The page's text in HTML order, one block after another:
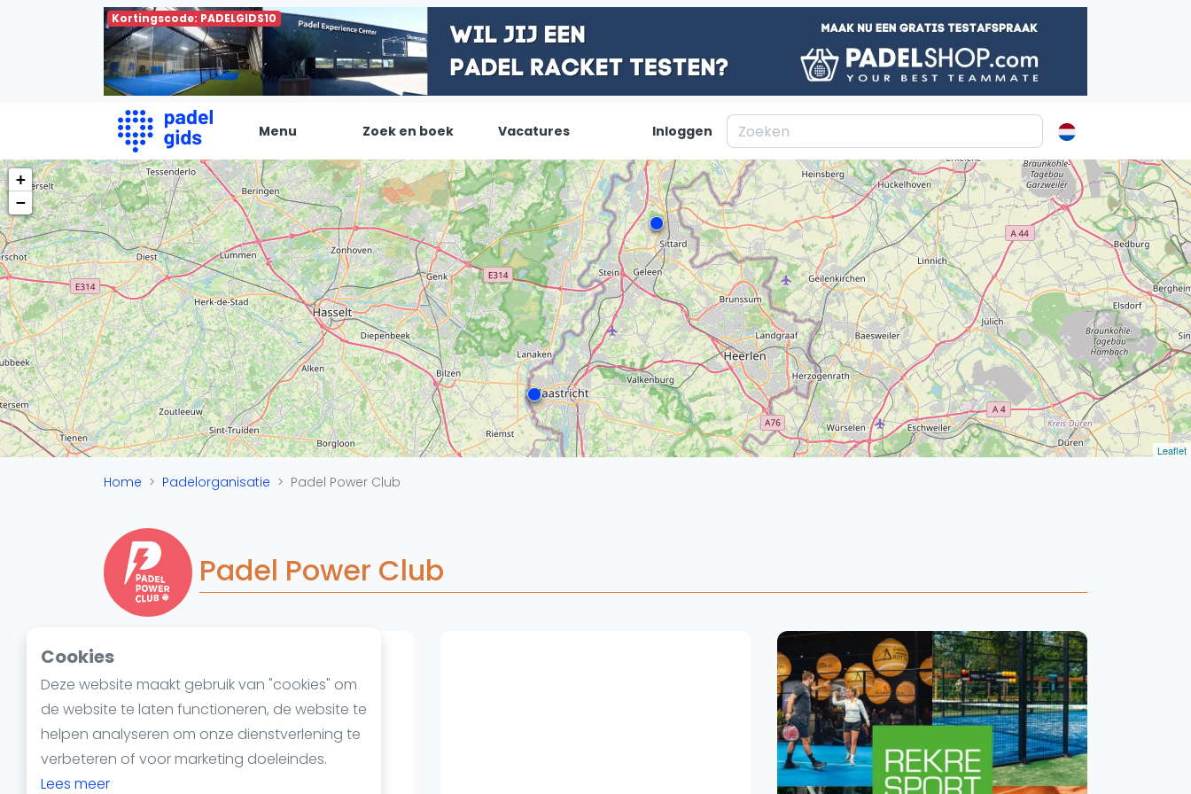
Cookies
Deze website maakt gebruik van "cookies" om
de website te laten functioneren, de website te
helpen analyseren om onze dienstverlening te
verbeteren of voor marketing doeleindes.
Lees meer
Kortingscode: PADELGIDS10
Menu
De Padel Gids
Alle padel locaties
Padelwinkels
Padelreizen
Organisatie
Merken
Banenbouwers
Overige categorien
Reserveringssystemen
Padelscholen
Toevoegen data
Laatste updates
Padel
Forum
Nieuws
Blog artikelen
Vragen over padel
Padelgear
Overige
Ranglijsten
Nationale Toernooien
Informatie
Over ons
Contact
Adverteren
Insights
Zoek en boek Vacatures Inloggen
+
−
Leaflet
Home Padelorganisatie Padel Power Club
Padel Power Club
Kortingscode: PADELGIDS10 Vanaf €250